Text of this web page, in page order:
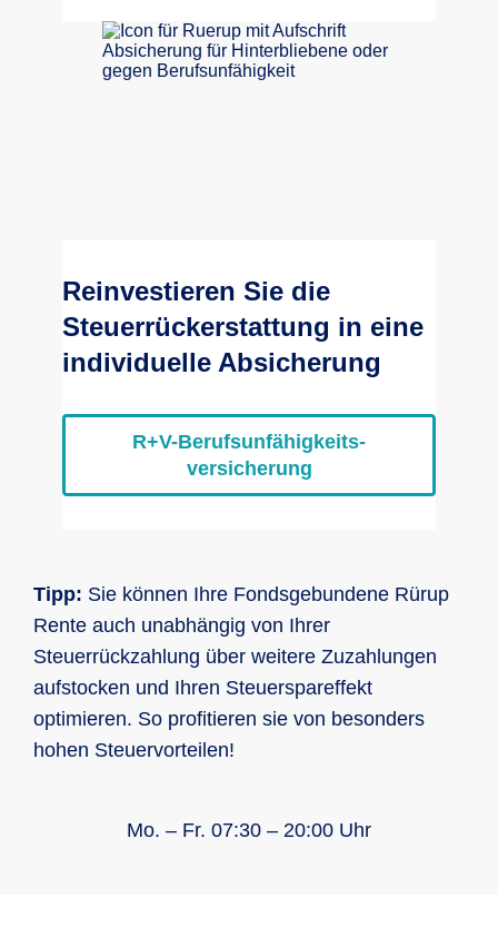
Reinvestieren Sie die
Steuerrückerstattung in eine
individuelle Absicherung
R+V-Berufs­unfähig­keits­
versicherung
Tipp: Sie können Ihre Fondsgebundene Rürup
Rente auch unabhängig von Ihrer
Steuerrückzahlung über weitere Zuzahlungen
aufstocken und Ihren Steuerspareffekt
optimieren. So profitieren sie von besonders
hohen Steuervorteilen!
Mo. – Fr. 07:30 – 20:00 Uhr